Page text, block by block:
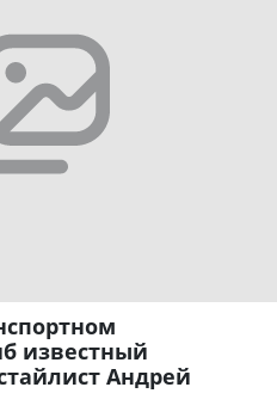
известный
Андрей